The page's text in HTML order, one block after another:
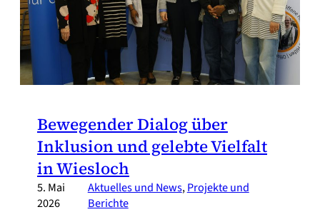
Bewegender Dialog über
Inklusion und gelebte Vielfalt
in Wiesloch
5. Mai
2026
Aktuelles und News, Projekte und
Berichte